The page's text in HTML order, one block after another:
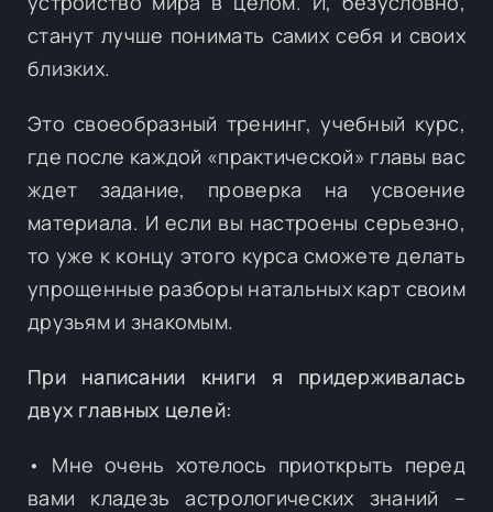
станут лучше понимать самих себя и своих
близких.
Это своеобразный тренинг, учебный курс,
где после каждой «практической» главы вас
ждет задание, проверка на усвоение
материала. И если вы настроены серьезно,
то уже к концу этого курса сможете делать
упрощенные разборы натальных карт своим
друзьям и знакомым.
При написании книги я придерживалась
двух главных целей:
• Мне очень хотелось приоткрыть перед
вами кладезь астрологических знаний –